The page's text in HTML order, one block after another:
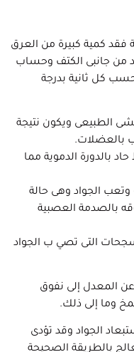
فقد كمية كبيرة من العرق
من جانبى الكتف وحساب
كل ثانية بدرجة
الطبيعى ويكون نتيجة
بالعضلات.
بالدورة الدموية مما
وتعب الجواد وهى حالة
بالصدمة العصبية
التى تصي ب الجواد
عن المعدل إلى نفوق
الجواد وقد تؤدى
بالطريقة الصحيحة